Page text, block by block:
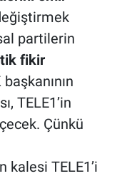
partilerin
fikir
TELE1’in
Çünkü
TELE1’i